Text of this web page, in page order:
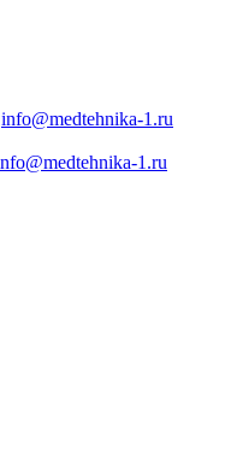
info@medtehnika-1.ru
1.ru